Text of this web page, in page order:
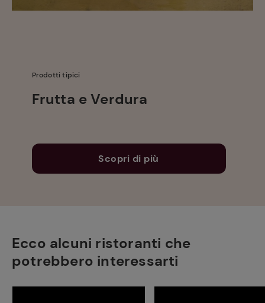
Prodotti tipici
Frutta e Verdura
Scopri di più
Ecco alcuni ristoranti che
potrebbero interessarti